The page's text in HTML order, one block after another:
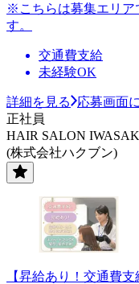
※こちらは募集エリア
す。
交通費支給
未経験OK
詳細を見る
応募画面
正社員
HAIR SALON
(株式会社ハクブン)
【昇給あり！交通費